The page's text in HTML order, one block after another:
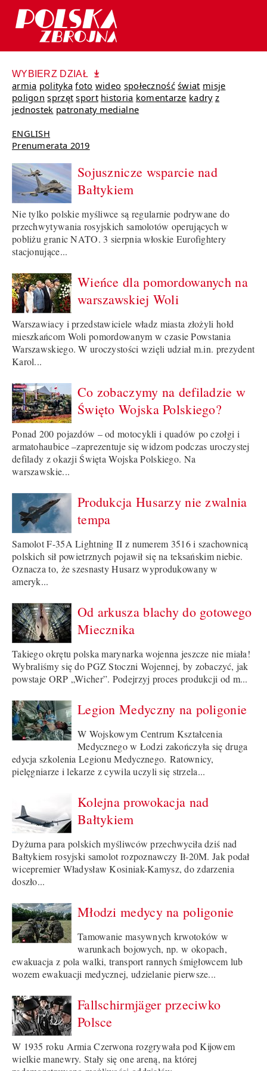
WYBIERZ DZIAŁ
armia polityka foto wideo społeczność świat misje
poligon sprzęt sport historia komentarze kadry z
jednostek patronaty medialne
ENGLISH
Prenumerata 2019
Sojusznicze wsparcie nad
Bałtykiem
Nie tylko polskie myśliwce są regularnie podrywane do
przechwytywania rosyjskich samolotów operujących w
pobliżu granic NATO. 3 sierpnia włoskie Eurofightery
stacjonujące...
Wieńce dla pomordowanych na
warszawskiej Woli
Warszawiacy i przedstawiciele władz miasta złożyli hołd
mieszkańcom Woli pomordowanym w czasie Powstania
Warszawskiego. W uroczystości wzięli udział m.in. prezydent
Karol...
Co zobaczymy na defiladzie w
Święto Wojska Polskiego?
Ponad 200 pojazdów – od motocykli i quadów po czołgi i
armatohaubice –zaprezentuje się widzom podczas uroczystej
defilady z okazji Święta Wojska Polskiego. Na
warszawskie...
Produkcja Husarzy nie zwalnia
tempa
Samolot F-35A Lightning II z numerem 3516 i szachownicą
polskich sił powietrznych pojawił się na teksańskim niebie.
Oznacza to, że szesnasty Husarz wyprodukowany w
ameryk...
Od arkusza blachy do gotowego
Miecznika
Takiego okrętu polska marynarka wojenna jeszcze nie miała!
Wybraliśmy się do PGZ Stoczni Wojennej, by zobaczyć, jak
powstaje ORP „Wicher”. Podejrzyj proces produkcji od m...
Legion Medyczny na poligonie
W Wojskowym Centrum Kształcenia
Medycznego w Łodzi zakończyła się druga
edycja szkolenia Legionu Medycznego. Ratownicy,
pielęgniarze i lekarze z cywila uczyli się strzela...
Kolejna prowokacja nad
Bałtykiem
Dyżurna para polskich myśliwców przechwyciła dziś nad
Bałtykiem rosyjski samolot rozpoznawczy Ił-20M. Jak podał
wicepremier Władysław Kosiniak-Kamysz, do zdarzenia
doszło...
Młodzi medycy na poligonie
Tamowanie masywnych krwotoków w
warunkach bojowych, np. w okopach,
ewakuacja z pola walki, transport rannych śmigłowcem lub
wozem ewakuacji medycznej, udzielanie pierwsze...
Fallschirmjäger przeciwko
Polsce
W 1935 roku Armia Czerwona rozgrywała pod Kijowem
wielkie manewry. Stały się one areną, na której